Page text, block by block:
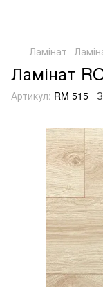
Ламінат
Ламінат
Артикул: RM 515